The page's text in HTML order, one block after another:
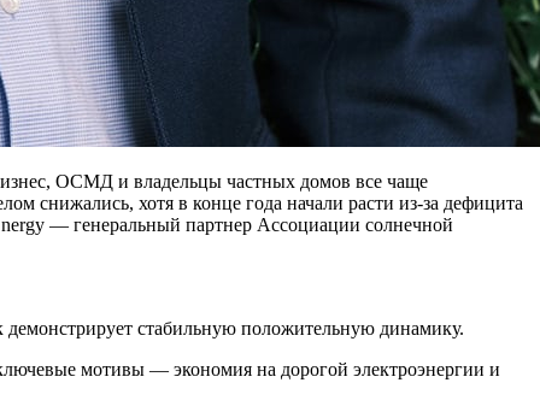
ОСМД и владельцы частных домов все чаще
снижались, хотя в конце года начали расти из-за дефицита
— генеральный партнер Ассоциации солнечной
стабильную положительную динамику.
мотивы — экономия на дорогой электроэнергии и